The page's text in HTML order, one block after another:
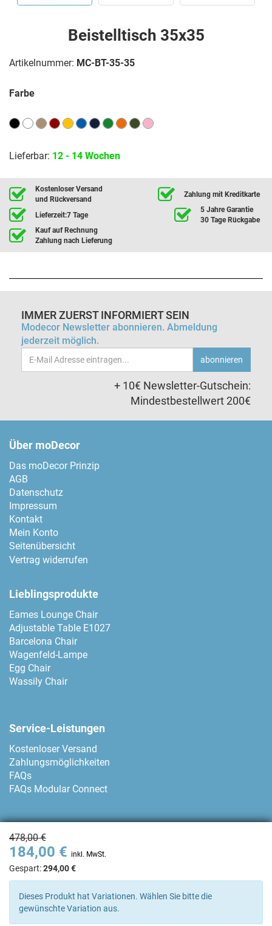
Beistelltisch 35x35
478,00 €
184,00 € inkl. MwSt.
Gespart:294,00 €
Dieses Produkt hat Variationen. Wählen Sie bitte die
gewünschte Variation aus.
Artikelnummer: MC-BT-35-35
Farbe
Lieferbar: 12 - 14 Wochen
Kostenloser Versand
und Rückversand
Zahlung mit Kreditkarte
Lieferzeit:7 Tage
5 Jahre Garantie
30 Tage Rückgabe
Kauf auf Rechnung
Zahlung nach Lieferung
IMMER ZUERST INFORMIERT SEIN
Modecor Newsletter abonnieren. Abmeldung
jederzeit möglich.
Email-
Adresse
abonnieren
+ 10€ Newsletter-Gutschein:
Mindestbestellwert 200€
Über moDecor
Das moDecor Prinzip
AGB
Datenschutz
Impressum
Kontakt
Mein Konto
Seitenübersicht
Vertrag widerrufen
Lieblingsprodukte
Eames Lounge Chair
Adjustable Table E1027
Barcelona Chair
Wagenfeld-Lampe
Egg Chair
Wassily Chair
Service-Leistungen
Kostenloser Versand
Zahlungsmöglichkeiten
FAQs
FAQs Modular Connect
Zahlungsmethoden
Kontakt
+34 93 80 04 874